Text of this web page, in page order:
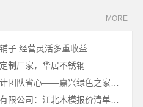
MORE+
子 经营灵活多重收益
制厂家，华居不锈钢
重庆御墅建筑材料有限公司：江北木模报价清单工期短